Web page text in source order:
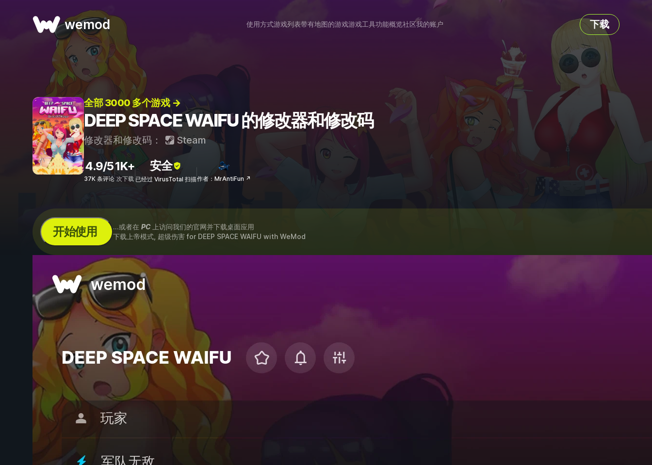
wemod 使用方式游戏列表带有地图的游戏游戏工具功能概览社区我的账户 下载
全部 3000 多个游戏 →
DEEP SPACE WAIFU 的修改器和修改码
修改器和修改码： Steam
4.9/5
37K 条评论
1K+
次下载
安全
已经过 VirusTotal 扫描作者：MrAntiFun ↗
开始使用 ...或者在 PC上访问我们的官网并下载桌面应用
下载上帝模式, 超级伤害 for DEEP SPACE WAIFU with WeMod